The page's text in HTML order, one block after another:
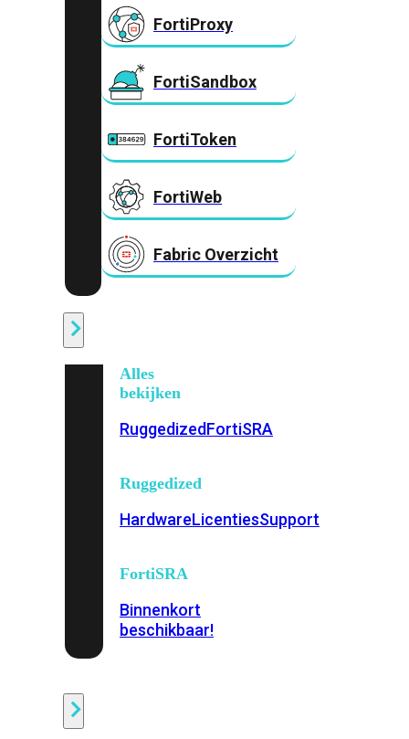
FortiProxy
FortiSandbox
FortiToken
FortiWeb
Fabric Overzicht
Alles
bekijken
RuggedizedFortiSRA
Ruggedized
HardwareLicentiesSupport
FortiSRA
Binnenkort
beschikbaar!